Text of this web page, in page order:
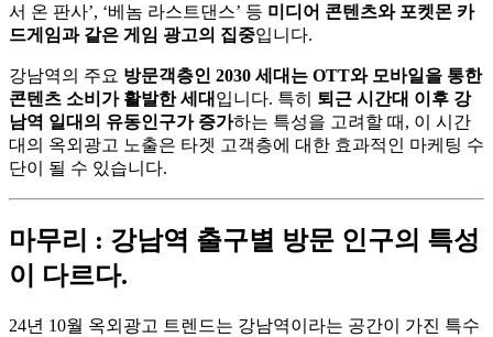
서 온 판사’, ‘베놈 라스트댄스’ 등 미디어 콘텐츠와 포켓몬 카
드게임과 같은 게임 광고의 집중입니다.
강남역의 주요 방문객층인 2030 세대는 OTT와 모바일을 통한
콘텐츠 소비가 활발한 세대 입니다. 특히 퇴근 시간대 이후 강
남역 일대의 유동인구가 증가하는 특성을 고려할 때, 이 시간
대의 옥외광고 노출은 타겟 고객층에 대한 효과적인 마케팅 수
단이 될 수 있습니다.
마무리 : 강남역 출구별 방문 인구의 특성
이 다르다.
24년 10월 옥외광고 트렌드는 강남역이라는 공간이 가진 특수